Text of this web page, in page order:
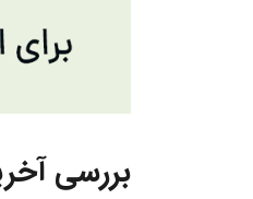
بررسی